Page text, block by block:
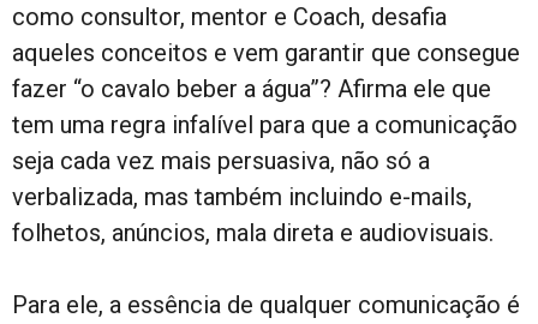
como consultor, mentor e Coach, desafia
aqueles conceitos e vem garantir que consegue
fazer “o cavalo beber a água”? Afirma ele que
tem uma regra infalível para que a comunicação
seja cada vez mais persuasiva, não só a
verbalizada, mas também incluindo e-mails,
folhetos, anúncios, mala direta e audiovisuais.
Para ele, a essência de qualquer comunicação é